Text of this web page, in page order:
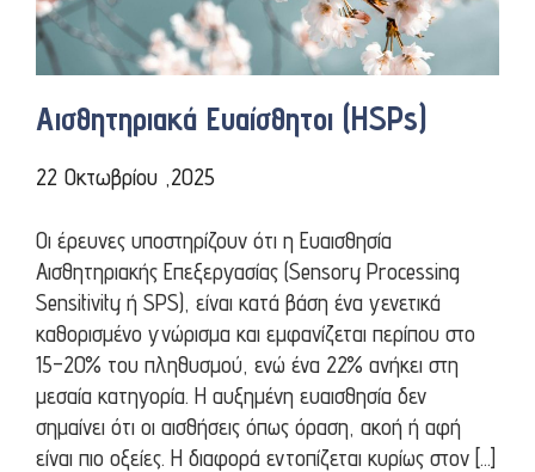
Αισθητηριακά Ευαίσθητοι (HSPs)
22 Οκτωβρίου ,2025
Οι έρευνες υποστηρίζουν ότι η Ευαισθησία
Αισθητηριακής Επεξεργασίας (Sensory Processing
Sensitivity ή SPS), είναι κατά βάση ένα γενετικά
καθορισμένο γνώρισμα και εμφανίζεται περίπου στο
15–20% του πληθυσμού, ενώ ένα 22% ανήκει στη
μεσαία κατηγορία. Η αυξημένη ευαισθησία δεν
σημαίνει ότι οι αισθήσεις όπως όραση, ακοή ή αφή
είναι πιο οξείες. Η διαφορά εντοπίζεται κυρίως στον […]